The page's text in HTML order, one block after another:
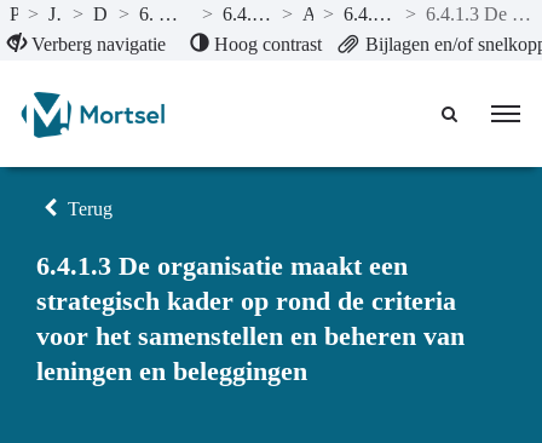
Naar hoofdinhoud
Publicaties
> Jaarrekening 2023> De beleidsevaluatie
> 6. Mortsel is een creatieve organisatie die altijd in ontwikkeling is > 6.4. Mortsel werkt systematisch aan een beheerste organisatie > Actieplannen
> 6.4.1. We volgen de aanbevelingen uit de audit geldmiddelen op. >
6.4.1.3 De organisatie maakt een strategisch kader op rond de criteria voor het samenstellen en beheren van leningen en beleggingen
Verberg navigatie
Hoog contrast Bijlagen en/of
Terug
6.4.1.3 De organisatie maakt een
strategisch kader op rond de criteria
voor het samenstellen en beheren van
leningen en beleggingen